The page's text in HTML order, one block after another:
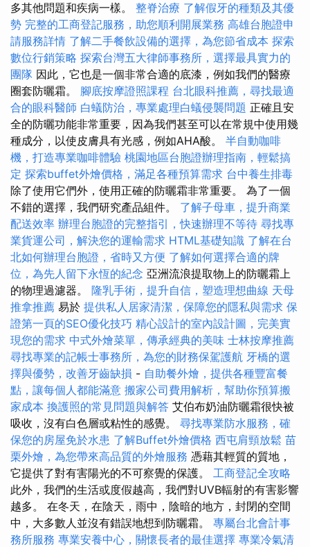
多其他問題和疾病一樣。 整脊治療 了解假牙的種類及其優
勢 完整的工商登記服務，助您順利開展業務 高雄台胞證申
請服務詳情 了解二手餐飲設備的選擇，為您節省成本 探索
數位行銷策略 探索台灣五大律師事務所，選擇最具實力的
團隊 因此，它也是一個非常合適的底漆，例如我們的醫療
圈套防曬霜。 腳底按摩證照課程 台北眼科推薦，尋找最適
合的眼科醫師 白蟻防治，專業處理白蟻侵襲問題 正確且安
全的防曬功能非常重要，因為我們甚至可以在常規中使用幾
種成分，以使皮膚具有光感，例如AHA酸。 半自動咖啡
機，打造專業咖啡體驗 桃園地區台胞證辦理指南，輕鬆搞
定 探索buffet外燴價格，滿足各種預算需求 台中養生排毒
除了使用它們外，使用正確的防曬霜非常重要。 為了一個
不錯的選擇，我們研究產品組件。 了解子母車，提升商業
配送效率 辦理台胞證的完整指引，快速辦理不等待 尋找專
業貨運公司，解決您的運輸需求 HTML基礎知識 了解在台
北如何辦理台胞證，省時又方便 了解如何選擇合適的牌
位，為先人留下永恆的紀念 亞洲流浪提取物上的防曬霜上
的物理過濾器。 隆乳手術，提升自信，塑造理想曲線 天母
推拿推薦 易於 提供私人居家清潔，保障您的隱私與需求 保
證第一頁的SEO優化技巧 精心設計的室內設計圖，完美實
現您的需求 中式外燴菜單，傳承經典的美味 士林按摩推薦
尋找專業的記帳士事務所，為您的財務保駕護航 牙橋的選
擇與優勢，改善牙齒缺損 - 自助餐外燴，提供各種豐富餐
點，讓每個人都能滿意 搬家公司費用解析，幫助你預算搬
家成本 換護照的常見問題與解答 艾伯布奶油防曬霜很快被
吸收，沒有白色層或粘性的感覺。 尋找專業防水服務，確
保您的房屋免於水患 了解Buffet外燴價格 西屯肩頸放鬆 苗
栗外燴，為您帶來高品質的外燴服務 憑藉其輕質的質地，
它提供了對有害陽光的不可察覺的保護。 工商登記全攻略
此外，我們的生活或度假越高，我們對UVB輻射的有害影響
越多。 在冬天，在陰天，雨中，陰暗的地方，封閉的空間
中，大多數人並沒有錯誤地想到防曬霜。 專屬台北會計事
務所服務 專業安養中心，關懷長者的最佳選擇 專業冷氣清